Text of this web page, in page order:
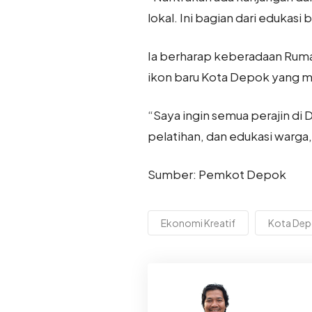
lokal. Ini bagian dari edukasi
Ia berharap keberadaan
ikon baru Kota Depok yang
“Saya ingin semua perajin
pelatihan, dan edukasi
Sumber: Pemkot Depok
Ekonomi Kreatif Kota